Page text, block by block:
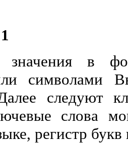
в
символами
Далее следуют
слова
регистр